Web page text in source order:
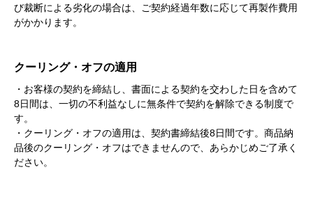
び裁断による劣化の場合は、ご契約経過年数に応じて再製作費用
がかかります。
クーリング・オフの適用
・お客様の契約を締結し、書面による契約を交わした日を含めて
8日間は、一切の不利益なしに無条件で契約を解除できる制度で
す。
・クーリング・オフの適用は、契約書締結後8日間です。商品納
品後のクーリング・オフはできませんので、あらかじめご了承く
ださい。